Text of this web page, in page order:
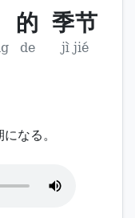
的 季节
de jì jié
なる。